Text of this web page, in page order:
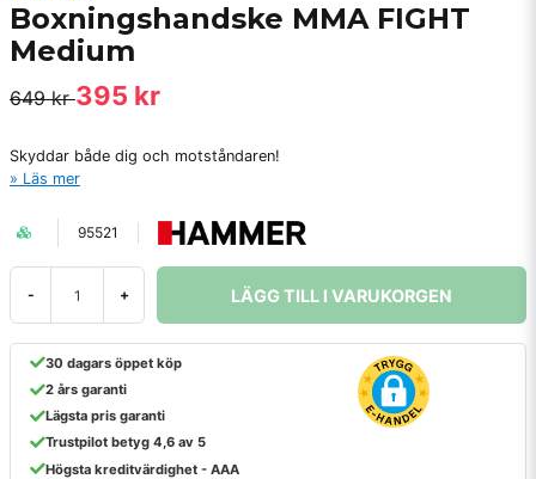
Boxningshandske MMA FIGHT
Medium
649 kr395 kr
Skyddar både dig och motståndaren!
Läs mer
95521
- + LÄGG TILL I VARUKORGEN
30 dagars öppet köp
2 års garanti
Lägsta pris garanti
Trustpilot betyg 4,6 av 5
Högsta kreditvärdighet - AAA